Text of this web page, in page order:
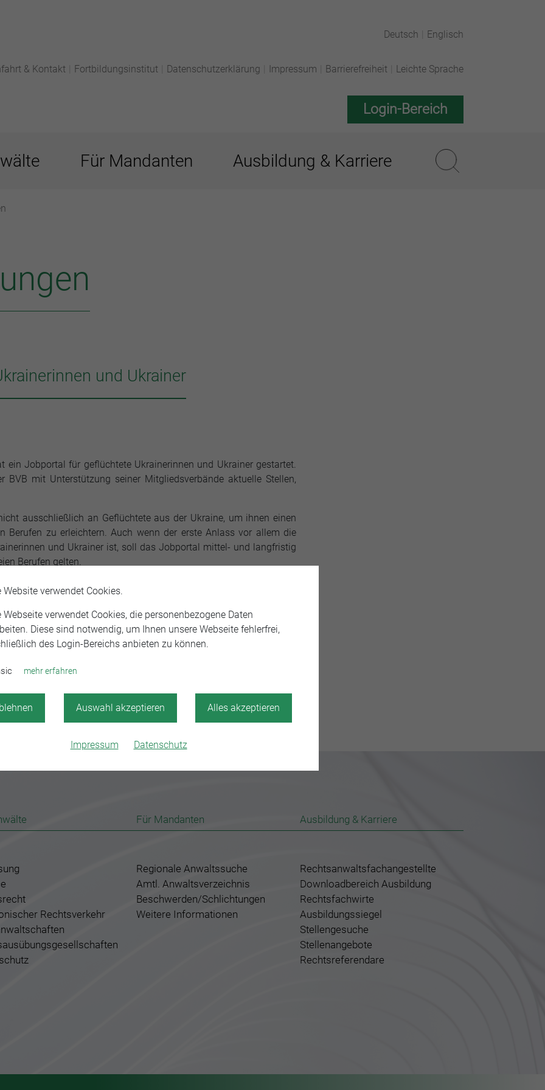
Website verwendet Cookies.
Webseite verwendet Cookies, die personenbezogene Daten
Diese sind notwendig, um Ihnen unsere Webseite fehlerfrei,
des Login-Bereichs anbieten zu können.
mehr erfahren
Auswahl akzeptieren Alles akzeptieren
Impressum Datenschutz
Deutsch Englisch
& Kontakt Fortbildungsinstitut Datenschutzerklärung Impressum Barrierefreiheit Leichte Sprache
Login-Bereich
Für Mandanten Ausbildung & Karriere
und Ukrainer
ein Jobportal für geflüchtete Ukrainerinnen und Ukrainer gestartet.
BVB mit Unterstützung seiner Mitgliedsverbände aktuelle Stellen,
ausschließlich an Geflüchtete aus der Ukraine, um ihnen einen
Berufen zu erleichtern. Auch wenn der erste Anlass vor allem die
und Ukrainer ist, soll das Jobportal mittel- und langfristig
Berufen gelten.
kostenfrei Angebote für Jobs, Ausbildungsstellen und
Rechtsverkehr
Für Mandanten
Regionale Anwaltssuche
Amtl. Anwaltsverzeichnis
Beschwerden/Schlichtungen
Weitere Informationen
Ausbildung & Karriere
Rechtsanwaltsfachangestellte
Downloadbereich Ausbildung
Rechtsfachwirte
Ausbildungssiegel
Stellengesuche
Stellenangebote
Rechtsreferendare